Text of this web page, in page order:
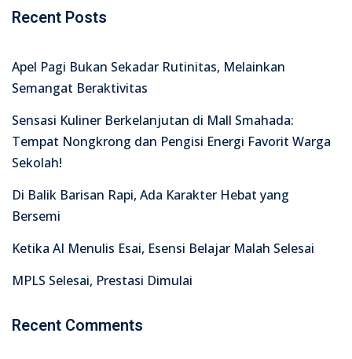
Recent Posts
Apel Pagi Bukan Sekadar Rutinitas, Melainkan
Semangat Beraktivitas
Sensasi Kuliner Berkelanjutan di Mall Smahada:
Tempat Nongkrong dan Pengisi Energi Favorit Warga
Sekolah!
Di Balik Barisan Rapi, Ada Karakter Hebat yang
Bersemi
Ketika AI Menulis Esai, Esensi Belajar Malah Selesai
MPLS Selesai, Prestasi Dimulai
Recent Comments